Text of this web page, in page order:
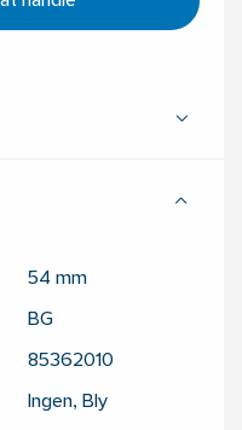
54 mm
BG
85362010
Ingen, Bly